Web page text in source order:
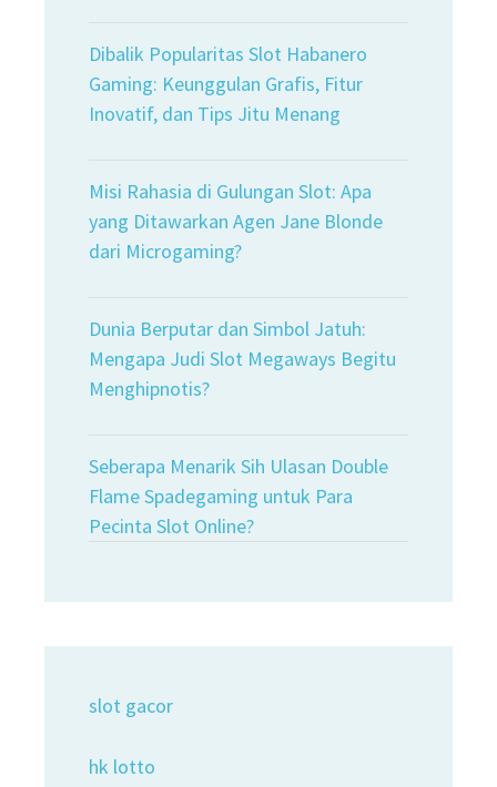
Dibalik Popularitas Slot Habanero
Gaming: Keunggulan Grafis, Fitur
Inovatif, dan Tips Jitu Menang
Misi Rahasia di Gulungan Slot: Apa
yang Ditawarkan Agen Jane Blonde
dari Microgaming?
Dunia Berputar dan Simbol Jatuh:
Mengapa Judi Slot Megaways Begitu
Menghipnotis?
Seberapa Menarik Sih Ulasan Double
Flame Spadegaming untuk Para
Pecinta Slot Online?
slot gacor
hk lotto